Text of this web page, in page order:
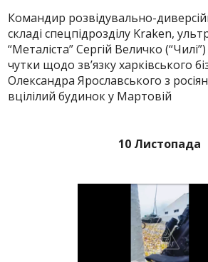
Командир розвідувально-
складі спецпідрозділу Kraken,
“Металіста” Сергій Величко
чутки щодо зв’язку харківського
Олександра Ярославського з
вцілілий будинок у Мартовій
10 Листопада